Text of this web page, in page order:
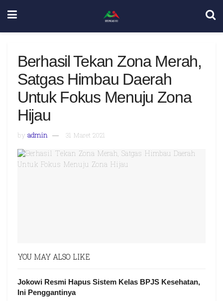
Berhasil Tekan Zona Merah,
Satgas Himbau Daerah
Untuk Fokus Menuju Zona
Hijau
by admin 31 Maret 2021
YOU MAY ALSO LIKE
Jokowi Resmi Hapus Sistem Kelas BPJS Kesehatan,
Ini Penggantinya